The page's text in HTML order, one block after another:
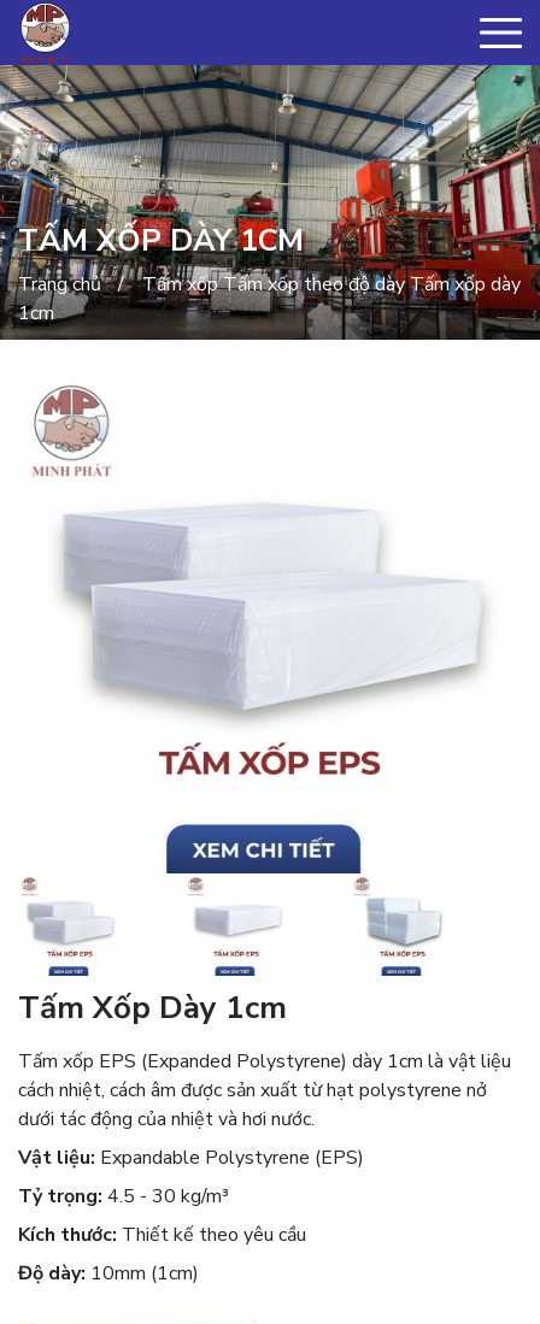
TẤM XỐP DÀY 1CM
Trang chủ Tấm xốpTấm xốp theo độ dàyTấm xốp dày
1cm
Tấm Xốp Dày 1cm
Tấm xốp EPS (Expanded Polystyrene) dày 1cm là vật liệu
cách nhiệt, cách âm được sản xuất từ hạt polystyrene nở
dưới tác động của nhiệt và hơi nước.
Vật liệu: Expandable Polystyrene (EPS)
Tỷ trọng: 4.5 - 30 kg/m³
Kích thước: Thiết kế theo yêu cầu
Độ dày: 10mm (1cm)